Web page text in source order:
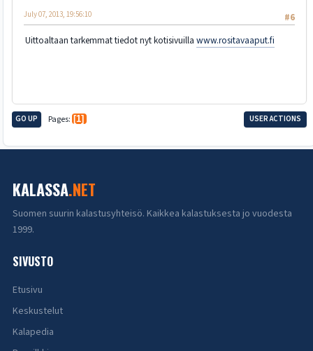
#6
July 07, 2013, 19:56:10
Uittoaltaan tarkemmat tiedot nyt kotisivuilla www.rositavaaput.fi
GO UP Pages 1 USER ACTIONS
KALASSA.NET
Suomen suurin kalastusyhteisö. Kaikkea kalastuksesta jo vuodesta
1999.
SIVUSTO
Etusivu
Keskustelut
Kalapedia